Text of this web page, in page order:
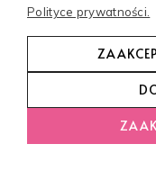
Polityce prywatności.